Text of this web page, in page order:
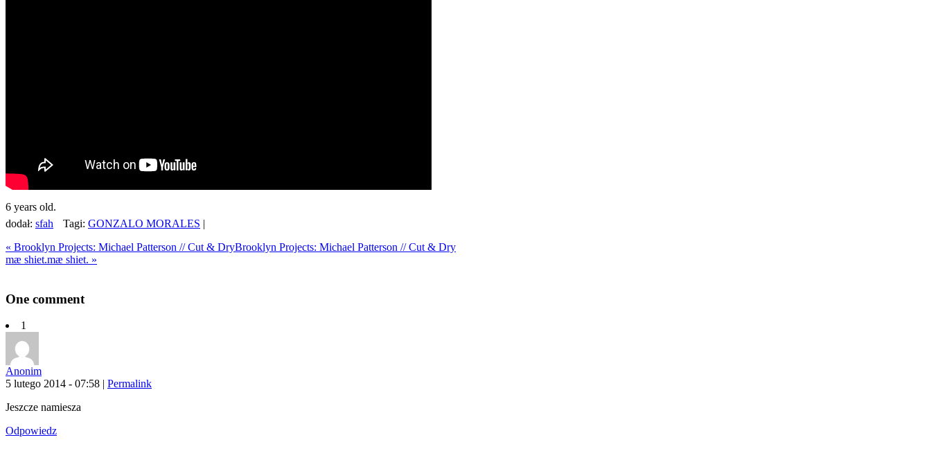
6 years old.
dodał: sfah Tagi: GONZALO MORALES |
« Brooklyn Projects: Michael Patterson // Cut & DryBrooklyn Projects: Michael Patterson // Cut & Dry
mæ shiet.mæ shiet. »
One comment
1
Anonim
5 lutego 2014 - 07:58 | Permalink
Jeszcze namiesza
Odpowiedz